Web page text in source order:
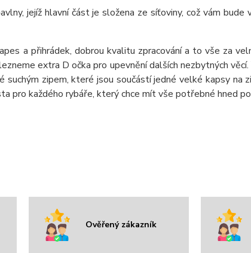
jejíž hlavní část je složena ze síťoviny, což vám
a přihrádek, dobrou kvalitu zpracování a to vše za
extra D očka pro upevnění dalších nezbytných
suchým zipem, které jsou součástí jedné velké kapsy na
pro každého rybáře, který chce mít vše potřebné hned
Ověřený zákazník